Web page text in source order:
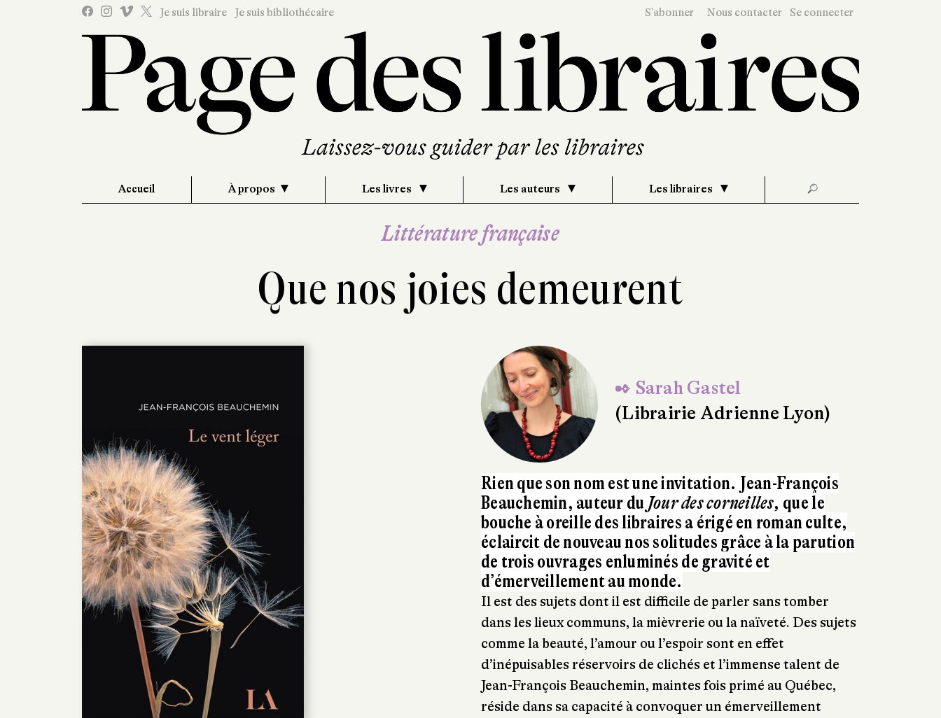
Je suis libraire Je suis bibliothécaire S'abonner Nous contacter Se connecter
Accueil À propos Les livres Les auteurs Les libraires 🔎
Littérature française
Que nos joies demeurent
✒ Sarah Gastel
(Librairie Adrienne Lyon)
Rien que son nom est une invitation. Jean-François
Beauchemin, auteur du Jour des corneilles, que le
bouche à oreille des libraires a érigé en roman culte,
éclaircit de nouveau nos solitudes grâce à la parution
de trois ouvrages enluminés de gravité et
d’émerveillement au monde.
Il est des sujets dont il est difficile de parler sans tomber
dans les lieux communs, la mièvrerie ou la naïveté. Des sujets
comme la beauté, l’amour ou l’espoir sont en effet
d’inépuisables réservoirs de clichés et l’immense talent de
Jean-François Beauchemin, maintes fois primé au Québec,
réside dans sa capacité à convoquer un émerveillement